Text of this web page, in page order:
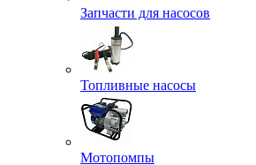
Запчасти для насосов
Топливные насосы
Мотопомпы